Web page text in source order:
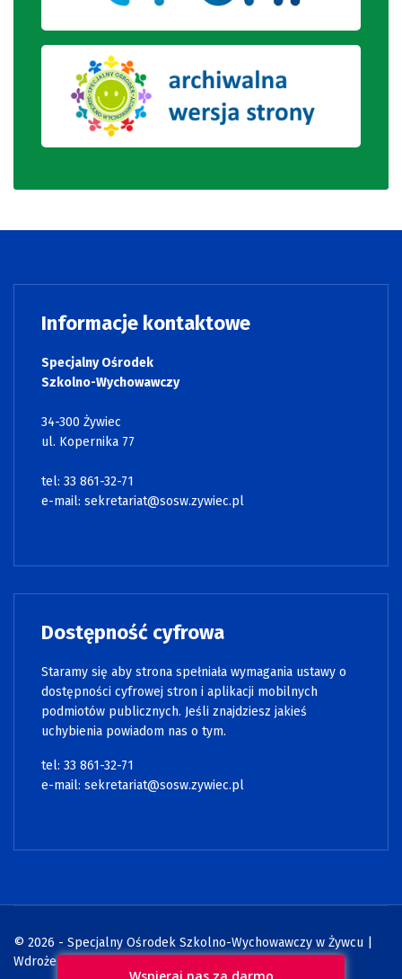
Informacje kontaktowe
Specjalny Ośrodek
Szkolno-Wychowawczy
34-300 Żywiec
ul. Kopernika 77
tel: 33 861-32-71
e-mail: sekretariat@sosw.zywiec.pl
Dostępność cyfrowa
Staramy się aby strona spełniała wymagania ustawy o
dostępności cyfrowej stron i aplikacji mobilnych
podmiotów publicznych. Jeśli znajdziesz jakieś
uchybienia powiadom nas o tym.
tel: 33 861-32-71
e-mail: sekretariat@sosw.zywiec.pl
© 2026 - Specjalny Ośrodek Szkolno-Wychowawczy w Żywcu |
Wdrożenie: